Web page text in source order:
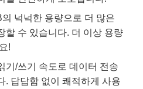
의 넉넉한 용량으로 더 많은
할 수 있습니다. 더 이상 용량
!
기/쓰기 속도로 데이터 전송
. 답답함 없이 쾌적하게 사용